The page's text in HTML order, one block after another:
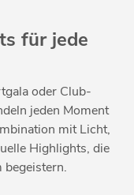
für jede
oder Club-
jeden Moment
mit Licht,
Highlights, die
begeistern.